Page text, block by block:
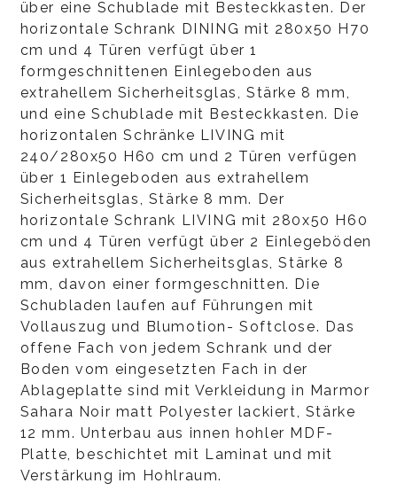
über eine Schublade mit Besteckkasten. Der
horizontale Schrank DINING mit 280x50 H70
cm und 4 Türen verfügt über 1
formgeschnittenen Einlegeboden aus
extrahellem Sicherheitsglas, Stärke 8 mm,
und eine Schublade mit Besteckkasten. Die
horizontalen Schränke LIVING mit
240/280x50 H60 cm und 2 Türen verfügen
über 1 Einlegeboden aus extrahellem
Sicherheitsglas, Stärke 8 mm. Der
horizontale Schrank LIVING mit 280x50 H60
cm und 4 Türen verfügt über 2 Einlegeböden
aus extrahellem Sicherheitsglas, Stärke 8
mm, davon einer formgeschnitten. Die
Schubladen laufen auf Führungen mit
Vollauszug und Blumotion- Softclose. Das
offene Fach von jedem Schrank und der
Boden vom eingesetzten Fach in der
Ablageplatte sind mit Verkleidung in Marmor
Sahara Noir matt Polyester lackiert, Stärke
12 mm. Unterbau aus innen hohler MDF-
Platte, beschichtet mit Laminat und mit
Verstärkung im Hohlraum.